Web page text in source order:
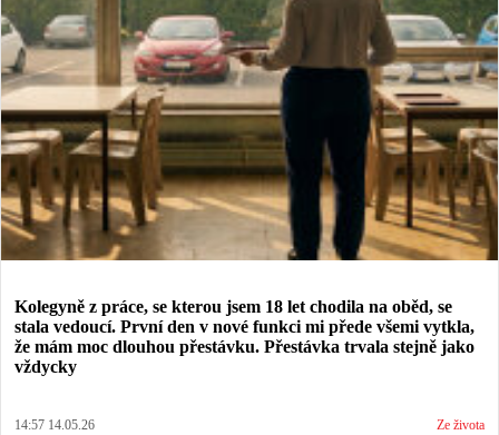
Kolegyně z práce, se kterou jsem 18 let chodila na oběd, se
stala vedoucí. První den v nové funkci mi přede všemi vytkla,
že mám moc dlouhou přestávku. Přestávka trvala stejně jako
vždycky
14:57 14.05.26 Ze života